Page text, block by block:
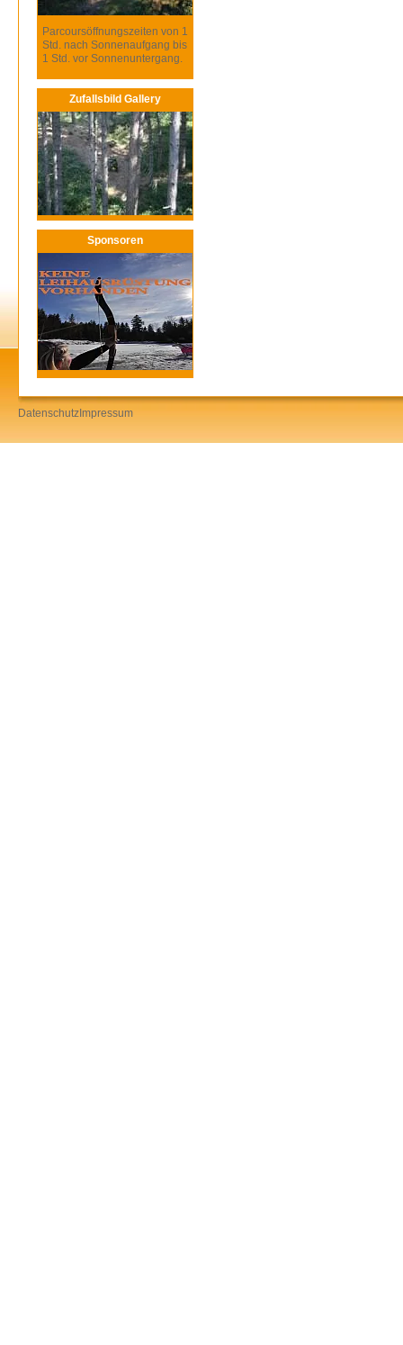
Parcoursöffnungszeiten von 1
Std. nach Sonnenaufgang bis
1 Std. vor Sonnenuntergang.
Zufallsbild Gallery
Sponsoren
Datenschutz Impressum